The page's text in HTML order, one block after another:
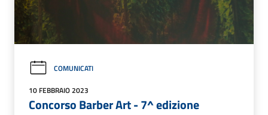
COMUNICATI
10 FEBBRAIO 2023
Concorso Barber Art - 7^ edizione